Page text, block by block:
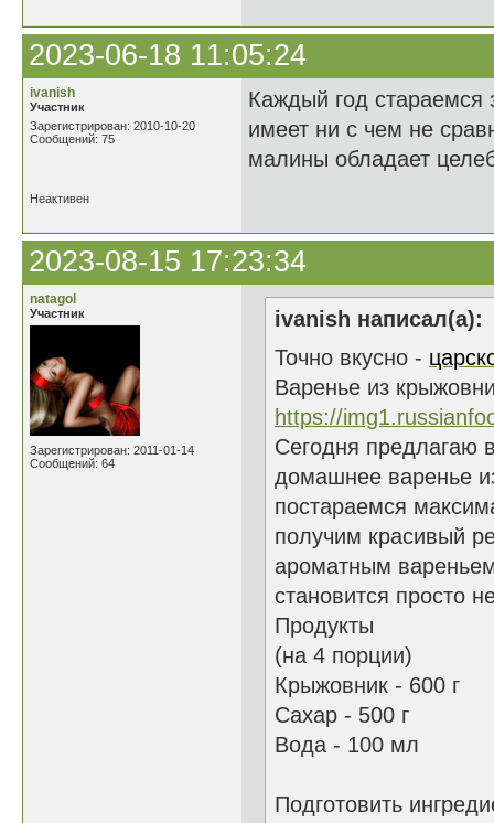
2023-06-18 11:05:24
ivanish
Участник
Зарегистрирован: 2010-10-20
Сообщений: 75
Каждый год стараемся
имеет ни с чем не
малины обладает
Неактивен
2023-08-15 17:23:34
natagol
Участник
Зарегистрирован: 2011-01-14
Сообщений: 64
ivanish написал(а):
Точно вкусно -
Варенье из
https://
Сегодня предлагаю
домашнее варенье
постараемся
получим красивый
ароматным
становится просто
Продукты
(на 4 порции)
Крыжовник - 600 г
Сахар - 500 г
Вода - 100 мл
Подготовить